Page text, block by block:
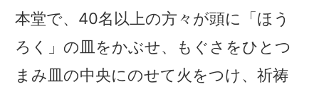
本堂で、40名以上の方々が頭に「ほう
ろく」の皿をかぶせ、もぐさをひとつ
まみ皿の中央にのせて火をつけ、祈祷